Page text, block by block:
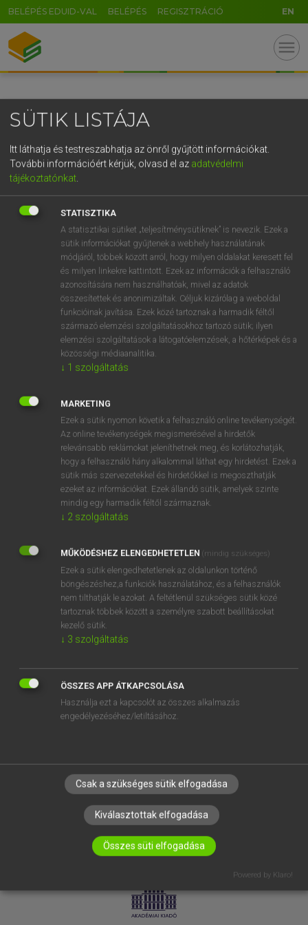
BELÉPÉS EDUID-VAL BELÉPÉS REGISZTRÁCIÓ EN
menu
OOOOPS!
SZOTAR.NET APPLIKÁCIÓ
MICROSOFT OFFICE BŐVÍTMÉNY
BEÉPÜLŐ SZÓTÁRMODUL
ONLINE NYELVVIZSGA
EGYÉNI FELHASZNÁLÓKNAK
TANULÓKNAK
OKTATÁSI INTÉZMÉNYEKNEK
VÁLLALATI MEGOLDÁSOK
RÓLUNK
ELÉRHETŐSÉG
SÜTI BEÁLLÍTÁSOK
LICENCSZERZŐDÉS ADATVÉDELEM
SÜTIK LISTÁJA
Itt láthatja és testreszabhatja az önről gyűjtött információkat.
További információért kérjük, olvasd el az adatvédelmi
tájékoztatónkat
STATISZTIKA
A statisztikai sütiket „teljesítménysütiknek” is nevezik. Ezek a
sütik információkat gyűjtenek a webhely használatának
módjáról, többek között arról, hogy milyen oldalakat keresett fel
és milyen linkekre kattintott. Ezek az információk a felhasználó
azonosítására nem használhatóak, mivel az adatok
összesítettek és anonimizáltak. Céljuk kizárólag a weboldal
funkcióinak javítása. Ezek közé tartoznak a harmadik féltől
származó elemzési szolgáltatásokhoz tartozó sütik; ilyen
elemzési szolgáltatások a látogatóelemzések, a hőtérképek és a
közösségi médiaanalitika.
↓ 1 szolgáltatás
MARKETING
Ezek a sütik nyomon követik a felhasználó online tevékenységét.
Az online tevékenységek megismerésével a hirdetők
relevánsabb reklámokat jeleníthetnek meg, és korlátozhatják,
hogy a felhasználó hány alkalommal láthat egy hirdetést. Ezek a
sütik más szervezetekkel és hirdetőkkel is megoszthatják
ezeket az információkat. Ezek állandó sütik, amelyek szinte
mindig egy harmadik féltől származnak.
↓ 2 szolgáltatás
MŰKÖDÉSHEZ ELENGEDHETETLEN (mindig szükséges)
Ezek a sütik elengedhetetlenek az oldalunkon történő
böngészéshez,a funkciók használatához, és a felhasználók
nem tilthatják le azokat. A feltétlenül szükséges sütik közé
tartoznak többek között a személyre szabott beállításokat
kezelő sütik.
↓ 3 szolgáltatás
ÖSSZES APP ÁTKAPCSOLÁSA
Használja ezt a kapcsolót az összes alkalmazás
engedélyezéséhez/letiltásához.
Csak a szükséges sütik elfogadása
Kiválasztottak elfogadása
Összes süti elfogadása
Powered by Klaro!
GR
5
g h k l
v b n m , . - AltGr